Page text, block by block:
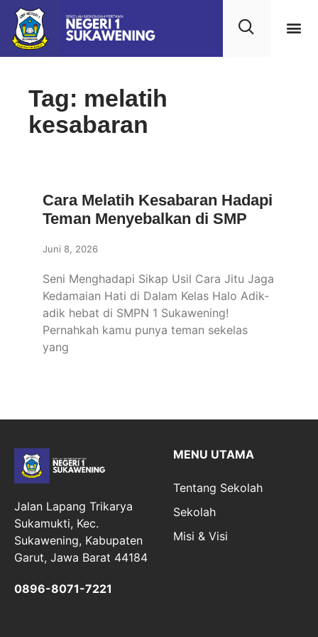
Tag: melatih
kesabaran
Cara Melatih Kesabaran Hadapi
Teman Menyebalkan di SMP
Juni 8, 2026
Seni Menghadapi Sikap Usil Cara Jitu Jaga
Kedamaian Hati di Dalam Kelas Halo Adik-
adik hebat di SMPN 1 Sukawening!
Pernahkah kamu punya teman sekelas
yang
Jalan Lapang Trikarya
Sukamukti, Kec.
Sukawening, Kabupaten
Garut, Jawa Barat 44184
0896-8071-7221
MENU UTAMA
Tentang Sekolah
Sekolah
Misi & Visi